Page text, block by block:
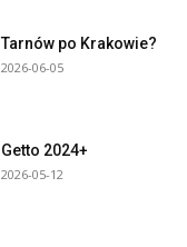
Tarnów po Krakowie?
2026-06-05
Getto 2024+
2026-05-12